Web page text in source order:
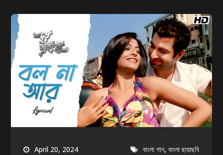
April 20, 2024 বাংলা গান,বাংলা ছায়াছবি